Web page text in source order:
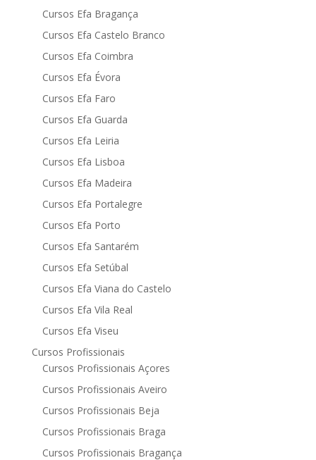
Cursos Efa Bragança
Cursos Efa Castelo Branco
Cursos Efa Coimbra
Cursos Efa Évora
Cursos Efa Faro
Cursos Efa Guarda
Cursos Efa Leiria
Cursos Efa Lisboa
Cursos Efa Madeira
Cursos Efa Portalegre
Cursos Efa Porto
Cursos Efa Santarém
Cursos Efa Setúbal
Cursos Efa Viana do Castelo
Cursos Efa Vila Real
Cursos Efa Viseu
Cursos Profissionais
Cursos Profissionais Açores
Cursos Profissionais Aveiro
Cursos Profissionais Beja
Cursos Profissionais Braga
Cursos Profissionais Bragança